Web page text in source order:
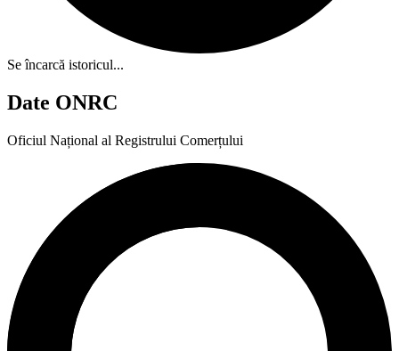
Se încarcă istoricul...
Date ONRC
Oficiul Național al Registrului Comerțului